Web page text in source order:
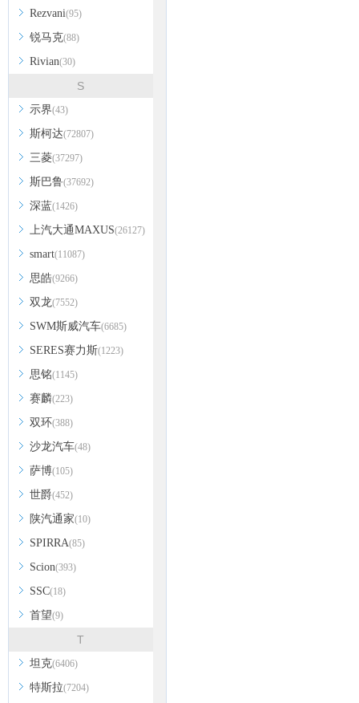
Rezvani(95)
锐马克(88)
Rivian(30)
S
示界(43)
斯柯达(72807)
三菱(37297)
斯巴鲁(37692)
深蓝(1426)
上汽大通MAXUS(26127)
smart(11087)
思皓(9266)
双龙(7552)
SWM斯威汽车(6685)
SERES赛力斯(1223)
思铭(1145)
赛麟(223)
双环(388)
沙龙汽车(48)
萨博(105)
世爵(452)
陕汽通家(10)
SPIRRA(85)
Scion(393)
SSC(18)
首望(9)
T
坦克(6406)
特斯拉(7204)